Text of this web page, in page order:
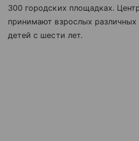
300 городских площадках.
принимают взрослых различных
детей с шести лет.